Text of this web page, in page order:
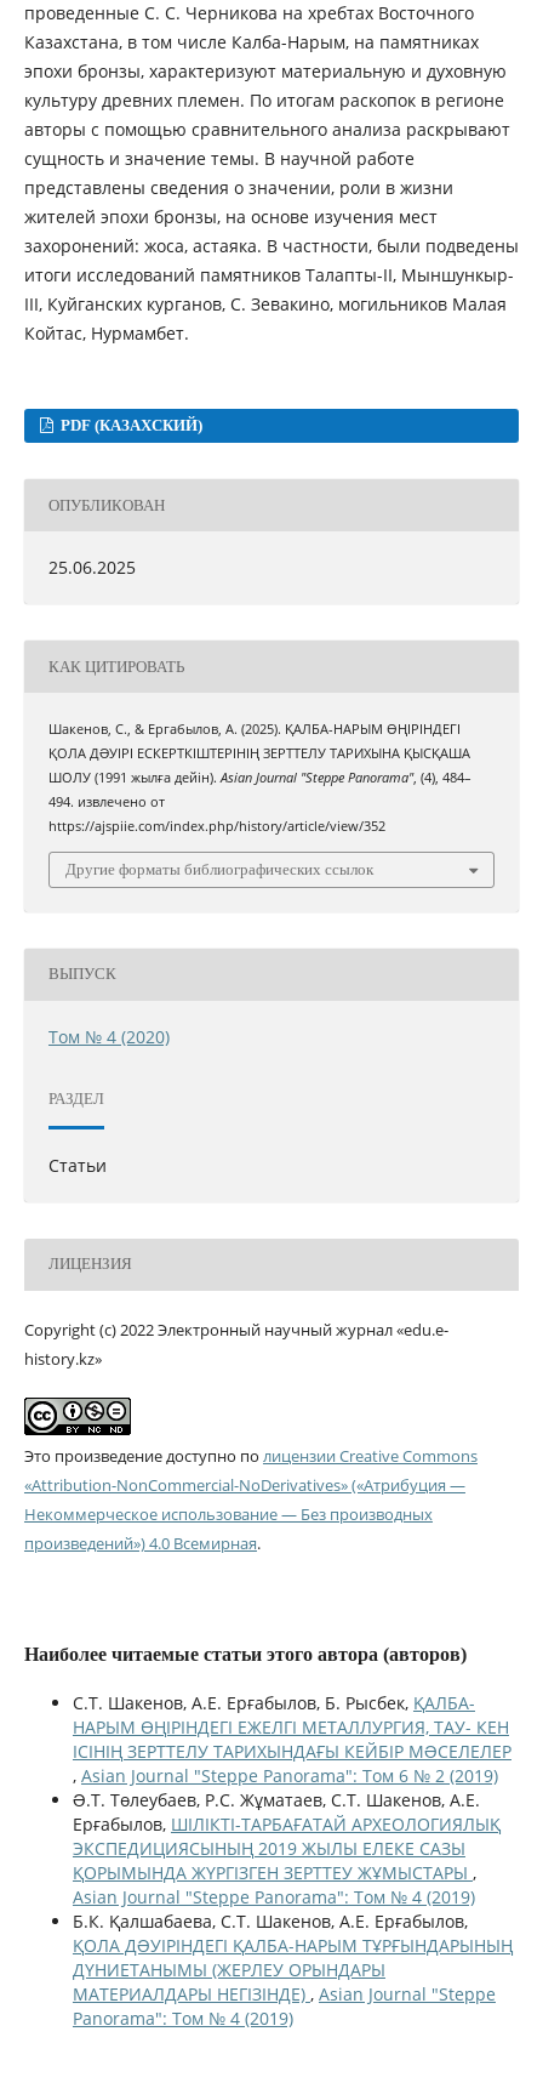
проведенные С. С. Черникова на хребтах Восточного
Казахстана, в том числе Калба-Нарым, на памятниках
эпохи бронзы, характеризуют материальную и духовную
культуру древних племен. По итогам раскопок в регионе
авторы с помощью сравнительного анализа раскрывают
сущность и значение темы. В научной работе
представлены сведения о значении, роли в жизни
жителей эпохи бронзы, на основе изучения мест
захоронений: жоса, астаяка. В частности, были подведены
итоги исследований памятников Талапты-ІІ, Мыншункыр-
ІІІ, Куйганских курганов, С. Зевакино, могильников Малая
Койтас, Нурмамбет.
PDF (КАЗАХСКИЙ)
ОПУБЛИКОВАН
25.06.2025
КАК ЦИТИРОВАТЬ
Шакенов, С., & Ергабылов, А. (2025). ҚАЛБА-НАРЫМ ӨҢІРІНДЕГІ
ҚОЛА ДƏУІРІ ЕСКЕРТКІШТЕРІНІҢ ЗЕРТТЕЛУ ТАРИХЫНА ҚЫСҚАША
ШОЛУ (1991 жылға дейін).Asian Journal "Steppe Panorama", (4), 484–
494. извлечено от
https://ajspiie.com/index.php/history/article/view/352
Другие форматы библиографических ссылок
ВЫПУСК
Том № 4 (2020)
РАЗДЕЛ
Статьи
ЛИЦЕНЗИЯ
Copyright (c) 2022 Электронный научный журнал «edu.e-
history.kz»
Это произведение доступно по лицензии Creative Commons
«Attribution-NonCommercial-NoDerivatives» («Атрибуция —
Некоммерческое использование — Без производных
произведений») 4.0 Всемирная.
Наиболее читаемые статьи этого автора (авторов)
С.Т. Шакенов, А.Е. Ерғабылов, Б. Рысбек, ҚАЛБА-
НАРЫМ ӨҢІРІНДЕГІ ЕЖЕЛГІ МЕТАЛЛУРГИЯ, ТАУ- КЕН
ІСІНІҢ ЗЕРТТЕЛУ ТАРИХЫНДАҒЫ КЕЙБІР МƏСЕЛЕЛЕР
, Asian Journal "Steppe Panorama": Том 6 № 2 (2019)
Ə.Т. Төлеубаев, Р.С. Жұматаев, С.Т. Шакенов, А.Е.
Ерғабылов, ШІЛІКТІ-ТАРБАҒАТАЙ АРХЕОЛОГИЯЛЫҚ
ЭКСПЕДИЦИЯСЫНЫҢ 2019 ЖЫЛЫ ЕЛЕКЕ САЗЫ
ҚОРЫМЫНДА ЖҮРГІЗГЕН ЗЕРТТЕУ ЖҰМЫСТАРЫ ,
Asian Journal "Steppe Panorama": Том № 4 (2019)
Б.К. Қалшабаева, С.Т. Шакенов, А.Е. Ерғабылов,
ҚОЛА ДƏУІРІНДЕГІ ҚАЛБА-НАРЫМ ТҰРҒЫНДАРЫНЫҢ
ДҮНИЕТАНЫМЫ (ЖЕРЛЕУ ОРЫНДАРЫ
МАТЕРИАЛДАРЫ НЕГІЗІНДЕ) , Asian Journal "Steppe
Panorama": Том № 4 (2019)